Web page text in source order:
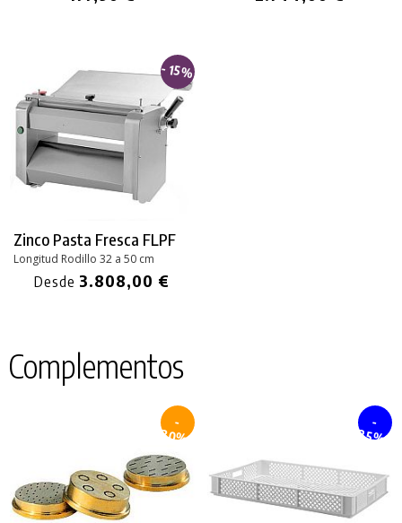
- 15%
Zinco Pasta Fresca FLPF
Longitud Rodillo 32 a 50 cm
Desde 3.808,00 €
Complementos
-
30%
-
25%